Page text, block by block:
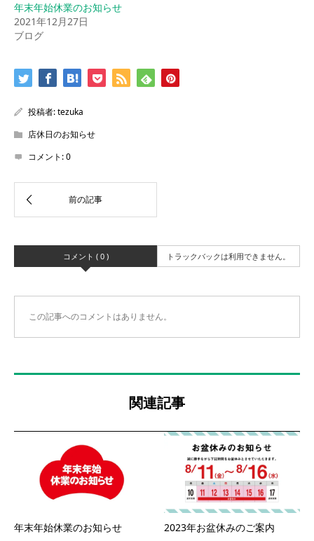
年末年始休業のお知らせ
2021年12月27日
ブログ
投稿者:tezuka
店休日のお知らせ
コメント:0
コメント ( 0 ) トラックバックは利用できません。
この記事へのコメントはありません。
関連記事
年末年始休業のお知らせ 2023年お盆休みのご案内